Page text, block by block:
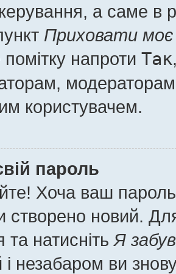
а саме в
Приховати моє
напроти Так
користувачем.
пароль
Хоча ваш
створено новий.
та натисніть Я
і незабаром ви